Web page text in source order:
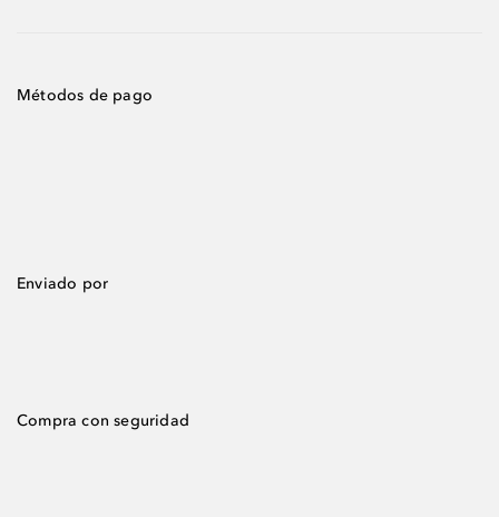
Métodos de pago
Enviado por
Compra con seguridad